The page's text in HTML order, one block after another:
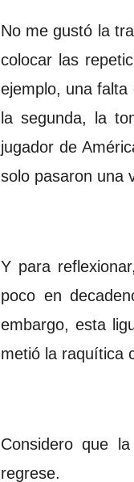
No me gustó la
colocar las
ejemplo, una
la segunda, la
jugador de
solo pasaron una
Y para
poco en
embargo, esta
metió la raquítica
Considero que
regrese.